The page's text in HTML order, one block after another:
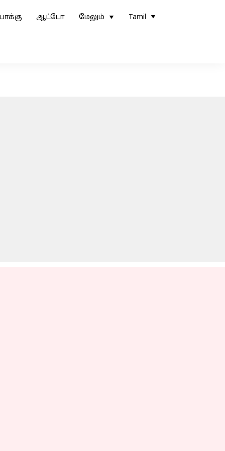
ஆட்டோ மேலும் Tamil